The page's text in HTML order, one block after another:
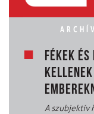
FÉKEK
A szubjektív